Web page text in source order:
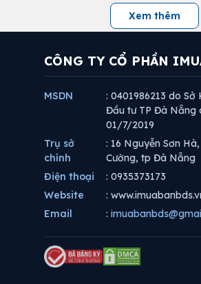
Xem thêm
CÔNG TY CỔ PHẦN
MSDN
: 0401986213 do Sở
Đầu tư TP Đà Nẵng
01/7/2019
Trụ sở
chính
: 16 Nguyễn Sơn
Cường, tp Đà Nẵng
Điện thoại
: 0935373173
Website
:
Email
: